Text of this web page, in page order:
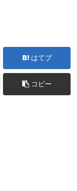
はてブ
コピー